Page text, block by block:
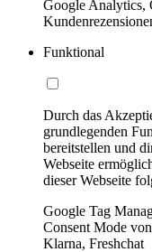
Google Analytics,
Funktional
Durch das
grundlegenden
bereitstellen und
Webseite
dieser Webseite
Google Tag
Consent Mode
Klarna, Freshchat